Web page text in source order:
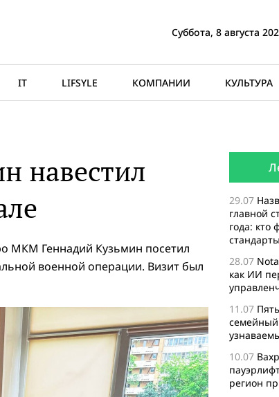
Суббота, 8 августа
IT LIFSYLE КОМПАНИИ КУЛЬТУРА
навестил
МКМ Геннадий Кузьмин посетил
военной операции. Визит был
29.07
главной
года: кто
28.07
как ИИ
11.07
семейный
10.07
регион